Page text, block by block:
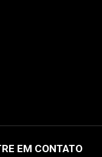
EM CONTATO